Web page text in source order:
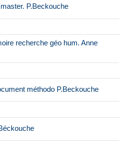
P.Beckouche
recherche géo hum. Anne
méthodo P.Beckouche